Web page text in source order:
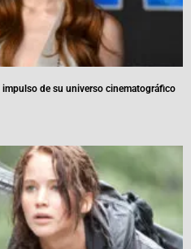
impulso de su universo cinematográfico